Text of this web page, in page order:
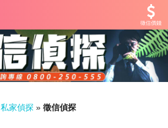
徵信價錢
私家偵探 » 徵信偵探